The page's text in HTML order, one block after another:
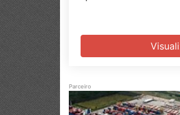
Parceiro